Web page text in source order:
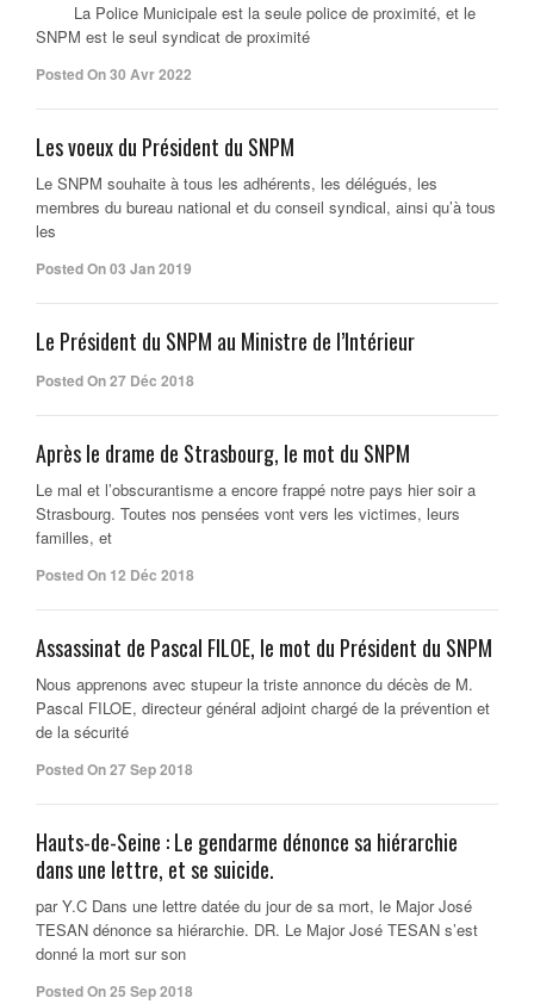
La Police Municipale est la seule police de proximité, et le
SNPM est le seul syndicat de proximité
Posted On 30 Avr 2022
Les voeux du Président du SNPM
Le SNPM souhaite à tous les adhérents, les délégués, les
membres du bureau national et du conseil syndical, ainsi qu’à tous
les
Posted On 03 Jan 2019
Le Président du SNPM au Ministre de l’Intérieur
Posted On 27 Déc 2018
Après le drame de Strasbourg, le mot du SNPM
Le mal et l’obscurantisme a encore frappé notre pays hier soir a
Strasbourg. Toutes nos pensées vont vers les victimes, leurs
familles, et
Posted On 12 Déc 2018
Assassinat de Pascal FILOE, le mot du Président du SNPM
Nous apprenons avec stupeur la triste annonce du décès de M.
Pascal FILOE, directeur général adjoint chargé de la prévention et
de la sécurité
Posted On 27 Sep 2018
Hauts-de-Seine : Le gendarme dénonce sa hiérarchie
dans une lettre, et se suicide.
par Y.C Dans une lettre datée du jour de sa mort, le Major José
TESAN dénonce sa hiérarchie. DR. Le Major José TESAN s’est
donné la mort sur son
Posted On 25 Sep 2018